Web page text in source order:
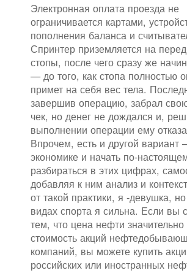
Электронная оплата проезда не
ограничивается картами,
пополнения баланса и
Спринтер приземляется на
стопы, после чего сразу же
— до того, как стопа полностью
примет на себя вес тела.
завершив операцию, забрал
чек, но денег не дождался и,
выполнении операции ему
Впрочем, есть и другой вариант
экономике и начать по-
разбираться в этих цифрах,
добавляя к ним анализ и
от такой практики, я -девушка,
видах спорта я сильна. Если вы
тем, что цена нефти
стоимость акций
компаний, вы можете купить
российских или иностранных